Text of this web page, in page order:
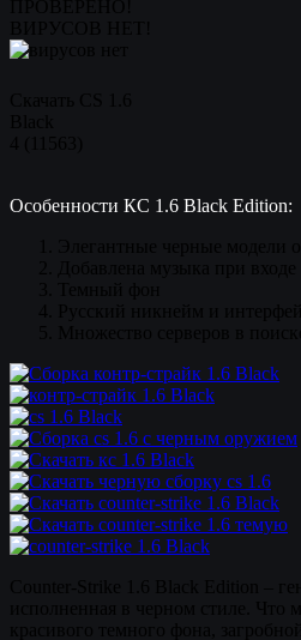
Особенности КС 1.6 Black Edition: